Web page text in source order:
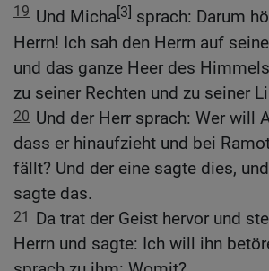
19 Und Micha[3] sprach: Darum
Herrn! Ich sah den Herrn auf
und das ganze Heer des
zu seiner Rechten und zu seiner
20 Und der Herr sprach: Wer will
dass er hinaufzieht und bei
fällt? Und der eine sagte dies,
sagte das.
21 Da trat der Geist hervor und
Herrn und sagte: Ich will ihn